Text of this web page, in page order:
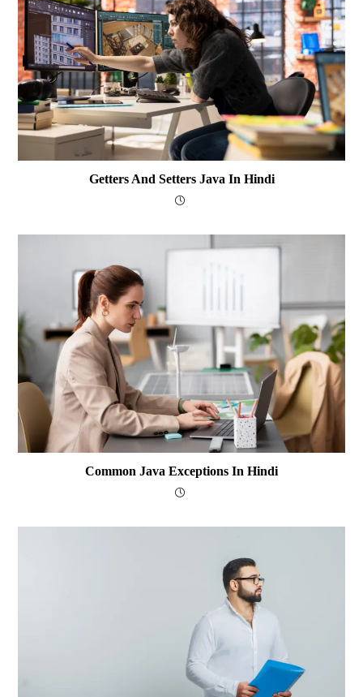
Getters And Setters Java In Hindi
Common Java Exceptions In Hindi